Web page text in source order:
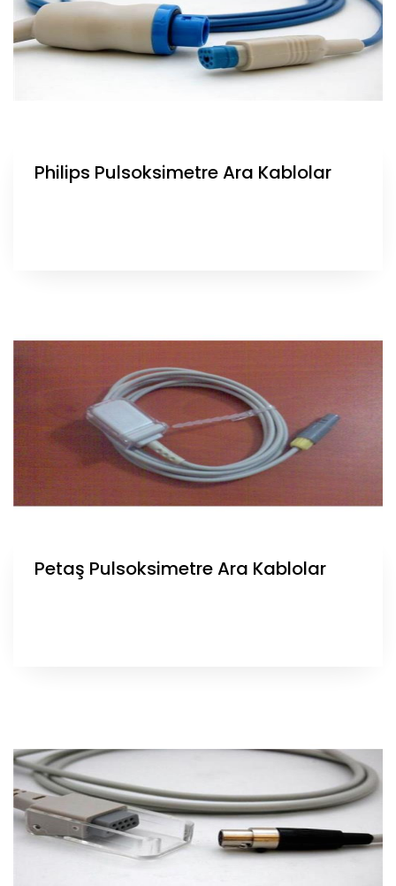
Philips Pulsoksimetre Ara Kablolar
Petaş Pulsoksimetre Ara Kablolar